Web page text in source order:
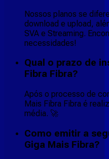
Nossos planos se
download e upload,
SVA e Streaming.
necessidades!
Qual o prazo de
Fibra Fibra?
Após o processo de
Mais Fibra Fibra é
média. 🚀
Como emitir a
Giga Mais Fibra?